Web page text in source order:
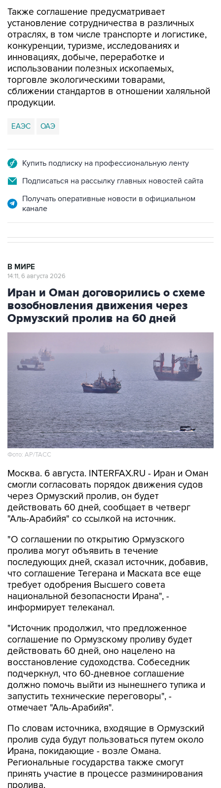
отраслях, в том числе транспорте и логистике,
конкуренции, туризме, исследованиях и
инновациях, добыче, переработке и
использовании полезных ископаемых,
торговле экологическими товарами,
сближении стандартов в отношении халяльной
продукции.
ЕАЭС ОАЭ
Подписаться на рассылку главных новостей сайта
Получать оперативные новости в официальном
Иран и Оман договорились о схеме
возобновления движения через
Ормузский пролив на 60 дней
Фото: AP/ТАСС
Москва. 6 августа. INTERFAX.RU - Иран и Оман
через Ормузский пролив, он будет
действовать 60 дней, сообщает в четверг
"Аль-Арабийя" со ссылкой на источник.
"О соглашении по открытию Ормузского
последующих дней, сказал источник, добавив,
что соглашение Тегерана и Маската все еще
требует одобрения Высшего совета
национальной безопасности Ирана", -
информирует телеканал.
"Источник продолжил, что предложенное
действовать 60 дней, оно нацелено на
восстановление судоходства. Собеседник
подчеркнул, что 60-дневное соглашение
должно помочь выйти из нынешнего тупика и
запустить технические переговоры", -
отмечает "Аль-Арабийя".
По словам источника, входящие в Ормузский
Ирана, покидающие - возле Омана.
Региональные государства также смогут
принять участие в процессе разминирования
пролива.
Источник добавил, что США и Иран